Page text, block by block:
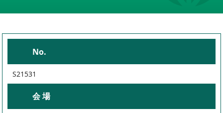
No.
S21531
会 場